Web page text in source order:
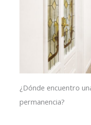
¿Dónde encuentro
permanencia?